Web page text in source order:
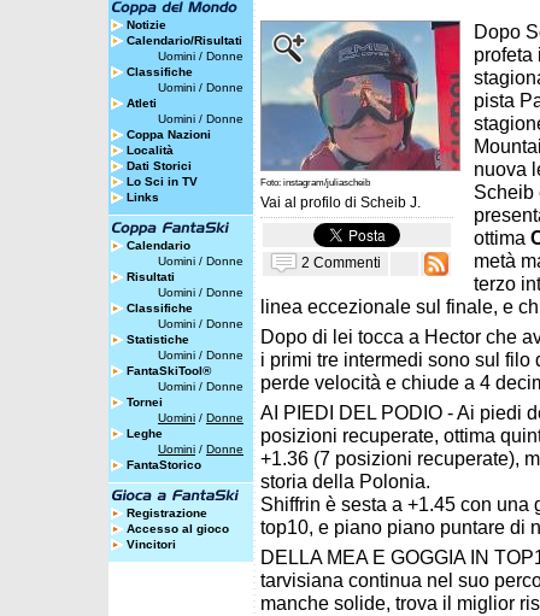
Notizie
Calendario/Risultati
Uomini / Donne
Classifiche
Uomini / Donne
Atleti
Uomini / Donne
Coppa Nazioni
Località
Dati Storici
Lo Sci in TV
Links
Calendario
Uomini / Donne
Risultati
Uomini / Donne
Classifiche
Uomini / Donne
Statistiche
Uomini / Donne
FantaSkiTool®
Uomini / Donne
Tornei
Uomini / Donne
Leghe
Uomini / Donne
FantaStorico
Registrazione
Accesso al gioco
Vincitori
Foto: instagram/juliascheib
Vai al profilo di Scheib J.
2 Commenti
Dopo
profeta
pista
nuova
Scheib
ottima
metà
terzo
linea eccezionale sul finale, e
Dopo di lei tocca a Hector che
i primi tre intermedi sono sul
perde velocità e chiude a 4
AI PIEDI DEL PODIO - Ai piedi
posizioni recuperate, ottima
+1.36 (7 posizioni recuperate),
storia della Polonia.
Shiffrin è sesta a +1.45 con
top10, e piano piano puntare di
DELLA MEA E GOGGIA IN
tarvisiana continua nel suo
manche solide, trova il miglior